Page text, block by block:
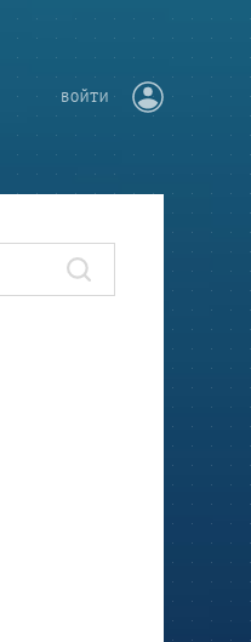
ВОЙТИ